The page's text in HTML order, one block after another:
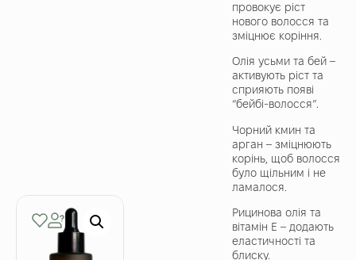
провокує ріст
нового волосся та
зміцнює коріння.
Олія усьми та бей –
активують ріст та
сприяють появі
“бейбі-волосся”.
Чорний кмин та
арган – зміцнюють
корінь, щоб волосся
було щільним і не
ламалося.
Рицинова олія та
вітамін Е – додають
еластичності та
блиску.